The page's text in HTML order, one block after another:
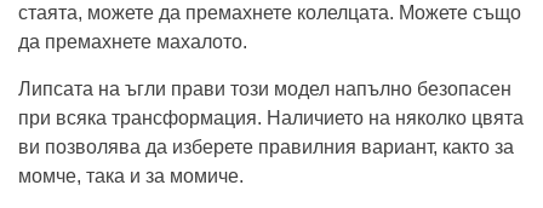
стаята, можете да премахнете колелцата. Можете също
да премахнете махалото.
Липсата на ъгли прави този модел напълно безопасен
при всяка трансформация. Наличието на няколко цвята
ви позволява да изберете правилния вариант, както за
момче, така и за момиче.